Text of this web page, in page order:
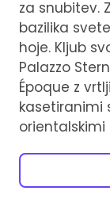
za snubitev.
bazilika
hoje. Kljub
Palazzo
Époque z
kasetiranimi